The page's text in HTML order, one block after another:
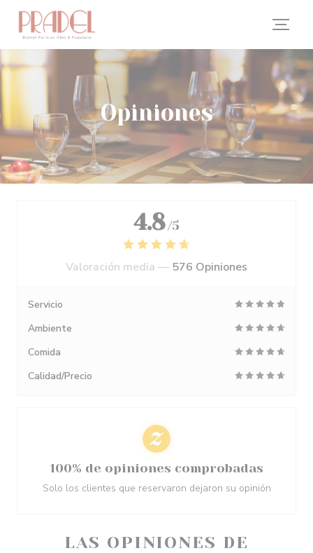
Personalización de sus opciones de cookies
Opiniones
LAS OPINIONES DE
4.8 /5
Valoración media — 576 Opiniones
Servicio
Ambiente
Comida
Calidad/Precio
100% de opiniones comprobadas
Solo los clientes que reservaron dejaron su opinión